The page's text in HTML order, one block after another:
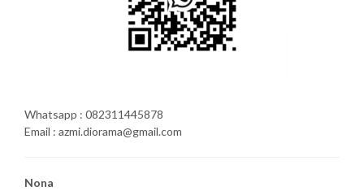
Whatsapp : 082311445878
Email : azmi.diorama@gmail.com
Nona